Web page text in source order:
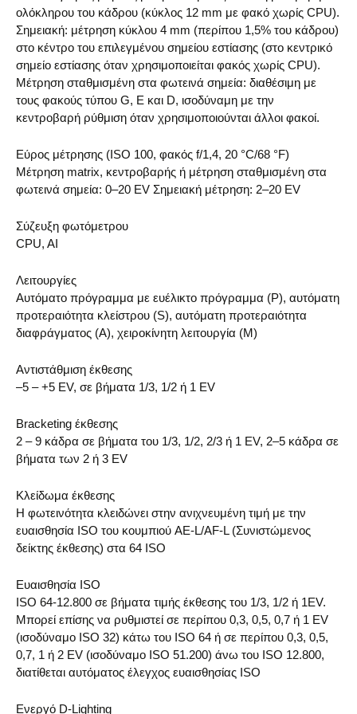
ολόκληρου του κάδρου (κύκλος 12 mm με φακό χωρίς CPU).
Σημειακή: μέτρηση κύκλου 4 mm (περίπου 1,5% του κάδρου)
στο κέντρο του επιλεγμένου σημείου εστίασης (στο κεντρικό
σημείο εστίασης όταν χρησιμοποιείται φακός χωρίς CPU).
Μέτρηση σταθμισμένη στα φωτεινά σημεία: διαθέσιμη με
τους φακούς τύπου G, E και D, ισοδύναμη με την
κεντροβαρή ρύθμιση όταν χρησιμοποιούνται άλλοι φακοί.
Εύρος μέτρησης (ISO 100, φακός f/1,4, 20 °C/68 °F)
Μέτρηση matrix, κεντροβαρής ή μέτρηση σταθμισμένη στα
φωτεινά σημεία: 0–20 EV Σημειακή μέτρηση: 2–20 EV
Σύζευξη φωτόμετρου
CPU, AI
Λειτουργίες
Αυτόματο πρόγραμμα με ευέλικτο πρόγραμμα (P), αυτόματη
προτεραιότητα κλείστρου (S), αυτόματη προτεραιότητα
διαφράγματος (A), χειροκίνητη λειτουργία (M)
Αντιστάθμιση έκθεσης
–5 – +5 EV, σε βήματα 1/3, 1/2 ή 1 EV
Bracketing έκθεσης
2 – 9 κάδρα σε βήματα του 1/3, 1/2, 2/3 ή 1 EV, 2–5 κάδρα σε
βήματα των 2 ή 3 EV
Κλείδωμα έκθεσης
Η φωτεινότητα κλειδώνει στην ανιχνευμένη τιμή με την
ευαισθησία ISO του κουμπιού AE-L/AF-L (Συνιστώμενος
δείκτης έκθεσης) στα 64 ISO
Ευαισθησία ISO
ISO 64-12.800 σε βήματα τιμής έκθεσης του 1/3, 1/2 ή 1EV.
Μπορεί επίσης να ρυθμιστεί σε περίπου 0,3, 0,5, 0,7 ή 1 EV
(ισοδύναμο ISO 32) κάτω του ISO 64 ή σε περίπου 0,3, 0,5,
0,7, 1 ή 2 EV (ισοδύναμο ISO 51.200) άνω του ISO 12.800,
διατίθεται αυτόματος έλεγχος ευαισθησίας ISO
Ενεργό D-Lighting